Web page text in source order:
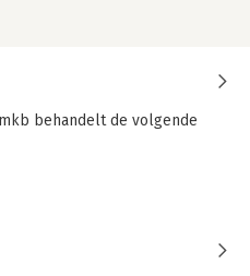
behandelt de volgende